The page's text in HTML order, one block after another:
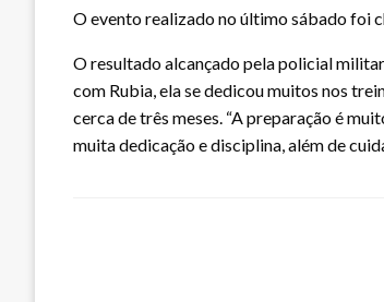
O evento realizado no último sábado foi
O resultado alcançado pela policial
com Rubia, ela se dedicou muitos nos
cerca de três meses. “A preparação é
muita dedicação e disciplina, além de